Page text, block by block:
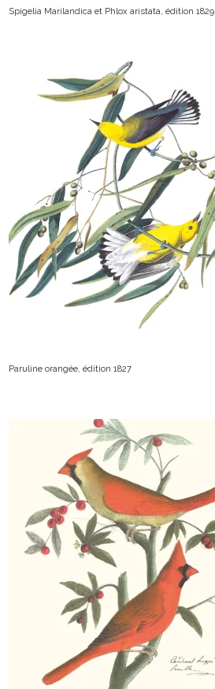
Spigelia Marilandica et Phlox aristata, édition 1829
Paruline orangée, édition 1827